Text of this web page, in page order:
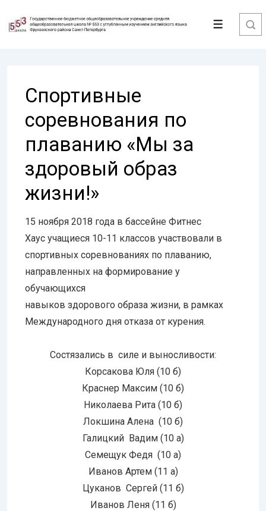
Перейти
Меню
Спортивные
соревнования по
плаванию «Мы за
здоровый образ
жизни!»
15 ноября 2018 года в бассейне Фитнес
Хаус учащиеся 10-11 классов участвовали в
спортивных соревнованиях по плаванию,
направленных на формирование у
обучающихся
навыков здорового образа жизни, в рамках
Международного дня отказа от курения.
Состязались в силе и выносливости:
Корсакова Юля (10 б)
Краснер Максим (10 б)
Николаева Рита (10 б)
Локшина Алена (10 б)
Галицкий Вадим (10 а)
Семещук Федя (10 а)
Иванов Артем (11 а)
Цуканов Сергей (11 б)
Иванов Леня (11 б)